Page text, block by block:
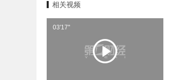
相关视频
03'17''